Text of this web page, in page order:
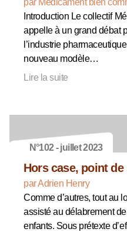
Introduction Le collectif
appelle à un grand débat
l’industrie
nouveau modèle…
Lire la suite
N°102 - juillet 2023
Hors case, point de
par Adrien Henry
Comme d’autres, tout au
assisté au délabrement
enfants. Sous prétexte